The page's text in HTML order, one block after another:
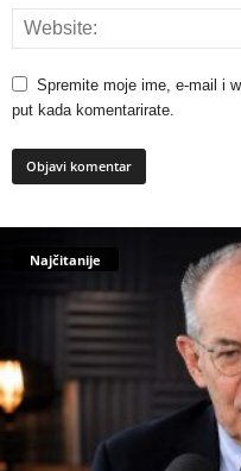
Spremite moje ime, e-mail i
put kada komentarirate.
Najčitanije